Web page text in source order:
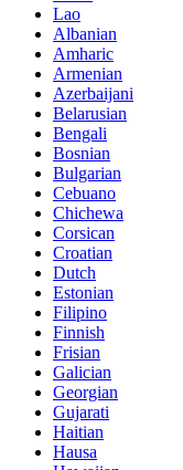
Lao
Albanian
Amharic
Armenian
Azerbaijani
Belarusian
Bengali
Bosnian
Bulgarian
Cebuano
Chichewa
Corsican
Croatian
Dutch
Estonian
Filipino
Finnish
Frisian
Galician
Georgian
Gujarati
Haitian
Hausa